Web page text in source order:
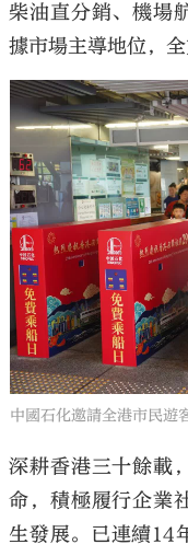
柴油直分銷、機場
據市場主導地位，
中國石化邀請全港市民遊
深耕香港三十餘載
命，積極履行企業
生發展。已連續14